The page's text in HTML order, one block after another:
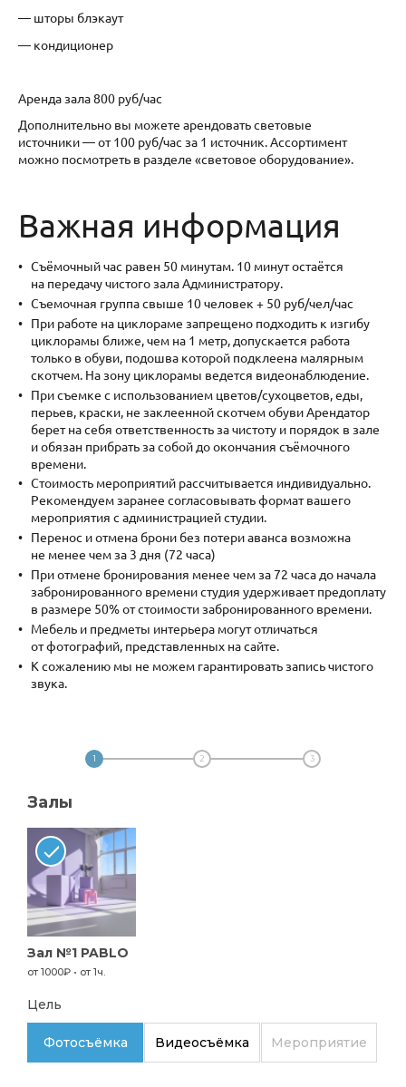
— шторы блэкаут
— кондиционер
Аренда зала 800 руб/час
Дополнительно вы можете арендовать световые
источники — от 100 руб/час за 1 источник. Ассортимент
можно посмотреть в разделе «световое оборудование».
Важная информация
Съёмочный час равен 50 минутам. 10 минут остаётся
на передачу чистого зала Администратору.
Съемочная группа свыше 10 человек + 50 руб/чел/час
При работе на циклораме запрещено подходить к изгибу
циклорамы ближе, чем на 1 метр, допускается работа
только в обуви, подошва которой подклеена малярным
скотчем. На зону циклорамы ведется видеонаблюдение.
При съемке с использованием цветов/сухоцветов, еды,
перьев, краски, не заклеенной скотчем обуви Арендатор
берет на себя ответственность за чистоту и порядок в зале
и обязан прибрать за собой до окончания съёмочного
времени.
Стоимость мероприятий рассчитывается индивидуально.
Рекомендуем заранее согласовывать формат вашего
мероприятия с администрацией студии.
Перенос и отмена брони без потери аванса возможна
не менее чем за 3 дня (72 часа)
При отмене бронирования менее чем за 72 часа до начала
забронированного времени студия удерживает предоплату
в размере 50% от стоимости забронированного времени.
Мебель и предметы интерьера могут отличаться
от фотографий, представленных на сайте.
К сожалению мы не можем гарантировать запись чистого
звука.
1 2 3
Залы
Зал №1 PABLO
от 1000₽ • от 1ч.
Цель
Фотосъёмка Видеосъёмка Мероприятие